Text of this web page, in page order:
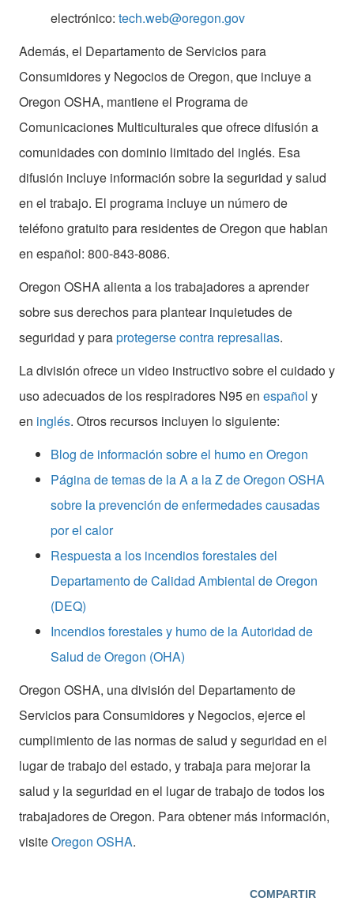
electrónico: tech.web@oregon.gov
Además, el Departamento de Servicios para
Consumidores y Negocios de Oregon, que incluye a
Oregon OSHA, mantiene el Programa de
Comunicaciones Multiculturales que ofrece difusión a
comunidades con dominio limitado del inglés. Esa
difusión incluye información sobre la seguridad y salud
en el trabajo. El programa incluye un número de
teléfono gratuito para residentes de Oregon que hablan
en español: 800-843-8086.
Oregon OSHA alienta a los trabajadores a aprender
sobre sus derechos para plantear inquietudes de
seguridad y paraprotegerse contra represalias.
La división ofrece un video instructivo sobre el cuidado y
uso adecuados de los respiradores N95 en español y
en inglés. Otros recursos incluyen lo siguiente:
Blog de información sobre el humo en Oregon
Página de temas de la A a la Z de Oregon OSHA
sobre la prevención de enfermedades causadas
por el calor
Respuesta a los incendios forestales del
Departamento de Calidad Ambiental de Oregon
(DEQ)
Incendios forestales y humo de la Autoridad de
Salud de Oregon (OHA)
Oregon OSHA, una división del Departamento de
Servicios para Consumidores y Negocios, ejerce el
cumplimiento de las normas de salud y seguridad en el
lugar de trabajo del estado, y trabaja para mejorar la
salud y la seguridad en el lugar de trabajo de todos los
trabajadores de Oregon. Para obtener más información,
visiteOregon OSHA.
COMPARTIR